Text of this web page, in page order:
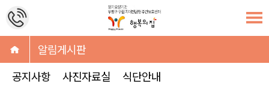
알림게시판
공지사항
사진자료실 식단안내